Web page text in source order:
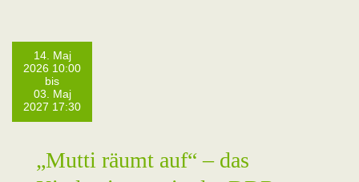
14. Maj
2026 10:00
bis
03. Maj
2027 17:30
„Mutti räumt auf“ – das